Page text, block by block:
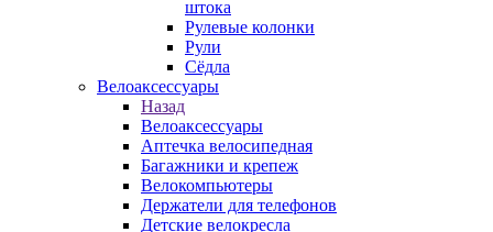
штока
Рулевые колонки
Рули
Сёдла
Велоаксессуары
Назад
Велоаксессуары
Аптечка велосипедная
Багажники и крепеж
Велокомпьютеры
Держатели для телефонов
Детские велокресла